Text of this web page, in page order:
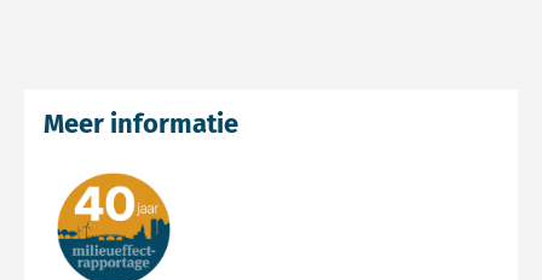
Meer informatie